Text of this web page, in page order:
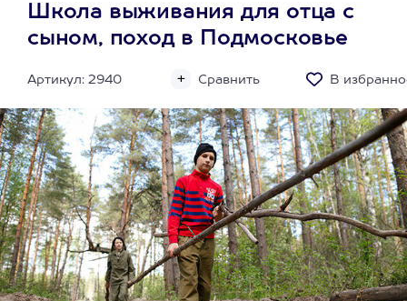
Школа выживания для отца с
сыном, поход в Подмосковье
Артикул: 2940 Сравнить В